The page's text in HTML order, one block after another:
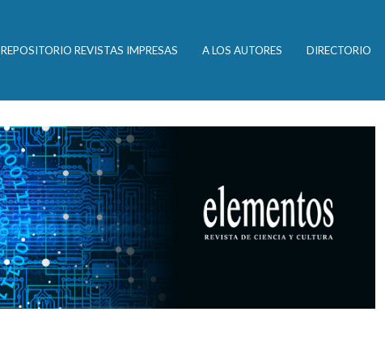
REPOSITORIO REVISTAS IMPRESAS A LOS AUTORES DIRECTORIO